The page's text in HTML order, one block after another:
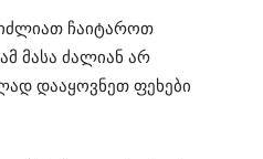
ჩაიტაროთ
მასა ძალიან არ
დააყოვნეთ ფეხები